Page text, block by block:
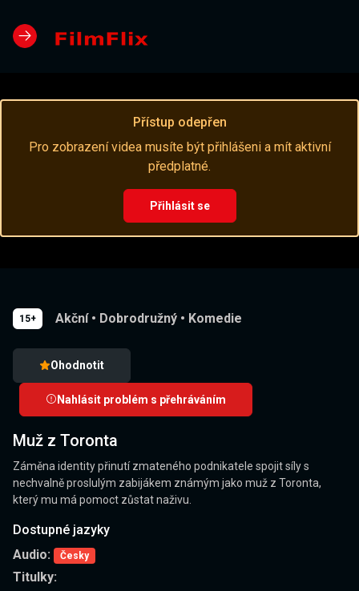
Přístup odepřen
Pro zobrazení videa musíte být přihlášeni a mít aktivní
předplatné.
Přihlásit se
15+ Akční • Dobrodružný • Komedie
Ohodnotit
Nahlásit problém s přehráváním
Muž z Toronta
Záměna identity přinutí zmateného podnikatele spojit síly s
nechvalně proslulým zabijákem známým jako muž z Toronta,
který mu má pomoct zůstat naživu.
Dostupné jazyky
Audio:
Česky
Titulky: